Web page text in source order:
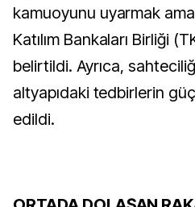
kamuoyunu uyarmak
Katılım Bankaları Birliği
belirtildi. Ayrıca,
altyapıdaki tedbirlerin
edildi.